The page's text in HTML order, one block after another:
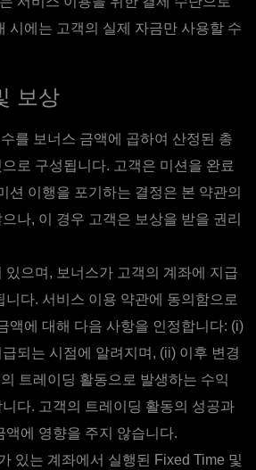
시에는 고객의 실제 자금만 사용할 수
보상
를 보너스 금액에 곱하여 산정된 총
로 구성됩니다. 고객은 미션을 완료
션 이행을 포기하는 결정은 본 약관의
나, 이 경우 고객은 보상을 받을 권리
있으며, 보너스가 고객의 계좌에 지급
니다. 서비스 이용 약관에 동의함으로
액에 대해 다음 사항을 인정합니다: (i)
되는 시점에 알려지며, (ii) 이후 변경
트레이딩 활동으로 발생하는 수익
다. 고객의 트레이딩 활동의 성공과
액에 영향을 주지 않습니다.
있는 계좌에서 실행된 Fixed Time 및